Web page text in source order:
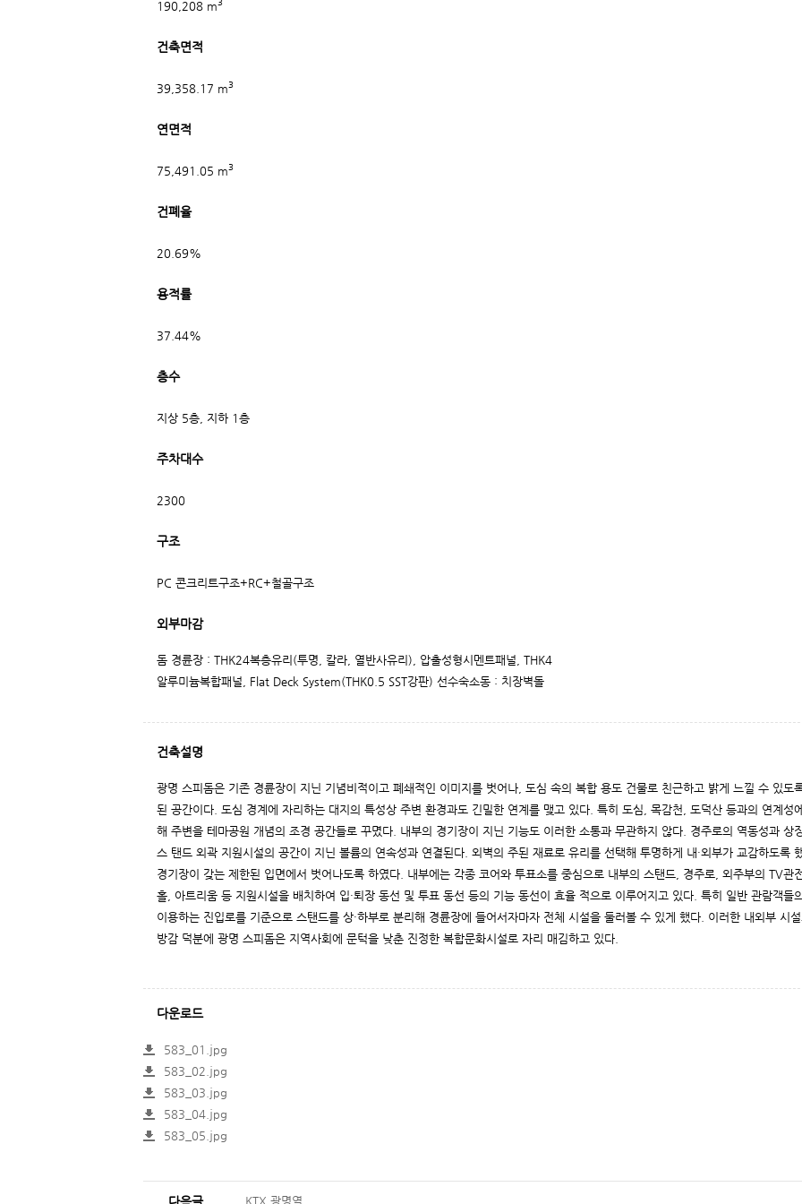
190,208 m3
건축면적
39,358.17 m3
연면적
75,491.05 m3
건폐율
20.69%
용적률
37.44%
층수
지상 5층, 지하 1층
주차대수
2300
구조
PC 콘크리트구조+RC+철골구조
외부마감
돔 경륜장 : THK24복층유리(투명, 칼라, 열반사유리), 압출성형시멘트패널, THK4
알루미늄복합패널, Flat Deck System(THK0.5 SST강판) 선수숙소동 : 치장벽돌
건축설명
광명 스피돔은 기존 경륜장이 지닌 기념비적이고 폐쇄적인 이미지를 벗어나, 도심 속의 복합 용도 건물로 친근하고 밝게 느낄 수 있도
된 공간이다. 도심 경계에 자리하는 대지의 특성상 주변 환경과도 긴밀한 연계를 맺고 있다. 특히 도심, 목감천, 도덕산 등과의 연계성
해 주변을 테마공원 개념의 조경 공간들로 꾸몄다. 내부의 경기장이 지닌 기능도 이러한 소통과 무관하지 않다. 경주로의 역동성과 상
스 탠드 외곽 지원시설의 공간이 지닌 볼륨의 연속성과 연결된다. 외벽의 주된 재료로 유리를 선택해 투명하게 내·외부가 교감하도록
경기장이 갖는 제한된 입면에서 벗어나도록 하였다. 내부에는 각종 코어와 투표소를 중심으로 내부의 스탠드, 경주로, 외주부의 TV관
홀, 아트리움 등 지원시설을 배치하여 입·퇴장 동선 및 투표 동선 등의 기능 동선이 효율 적으로 이루어지고 있다. 특히 일반 관람객들
이용하는 진입로를 기준으로 스탠드를 상·하부로 분리해 경륜장에 들어서자마자 전체 시설을 둘러볼 수 있게 했다. 이러한 내외부 시
방감 덕분에 광명 스피돔은 지역사회에 문턱을 낮춘 진정한 복합문화시설로 자리 매김하고 있다.
다운로드
583_01.jpg
583_02.jpg
583_03.jpg
583_04.jpg
583_05.jpg
KTX 광명역